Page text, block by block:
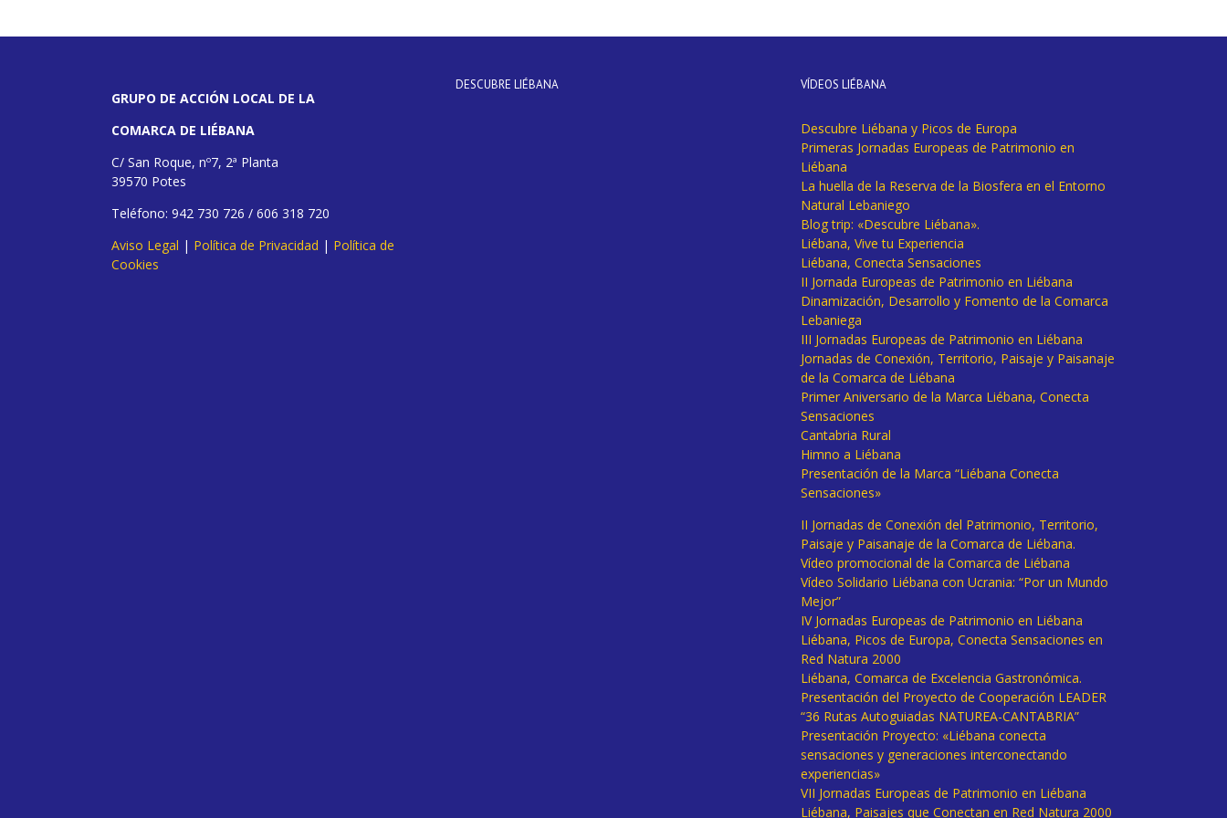
GRUPO DE ACCIÓN LOCAL DE LA
COMARCA DE LIÉBANA
C/ San Roque, nº7, 2ª Planta
39570 Potes
Teléfono: 942 730 726 / 606 318 720
Aviso Legal | Política de Privacidad | Política de
Cookies
DESCUBRE LIÉBANA VÍDEOS LIÉBANA
Descubre Liébana y Picos de Europa
Primeras Jornadas Europeas de Patrimonio en
Liébana
La huella de la Reserva de la Biosfera en el Entorno
Natural Lebaniego
Blog trip: «Descubre Liébana».
Liébana, Vive tu Experiencia
Liébana, Conecta Sensaciones
II Jornada Europeas de Patrimonio en Liébana
Dinamización, Desarrollo y Fomento de la Comarca
Lebaniega
III Jornadas Europeas de Patrimonio en Liébana
Jornadas de Conexión, Territorio, Paisaje y Paisanaje
de la Comarca de Liébana
Primer Aniversario de la Marca Liébana, Conecta
Sensaciones
Cantabria Rural
Himno a Liébana
Presentación de la Marca “Liébana Conecta
Sensaciones»
II Jornadas de Conexión del Patrimonio, Territorio,
Paisaje y Paisanaje de la Comarca de Liébana.
Vídeo promocional de la Comarca de Liébana
Vídeo Solidario Liébana con Ucrania: “Por un Mundo
Mejor”
IV Jornadas Europeas de Patrimonio en Liébana
Liébana, Picos de Europa, Conecta Sensaciones en
Red Natura 2000
Liébana, Comarca de Excelencia Gastronómica.
Presentación del Proyecto de Cooperación LEADER
“36 Rutas Autoguiadas NATUREA-CANTABRIA”
Presentación Proyecto: «Liébana conecta
sensaciones y generaciones interconectando
experiencias»
VII Jornadas Europeas de Patrimonio en Liébana
Liébana, Paisajes que Conectan en Red Natura 2000